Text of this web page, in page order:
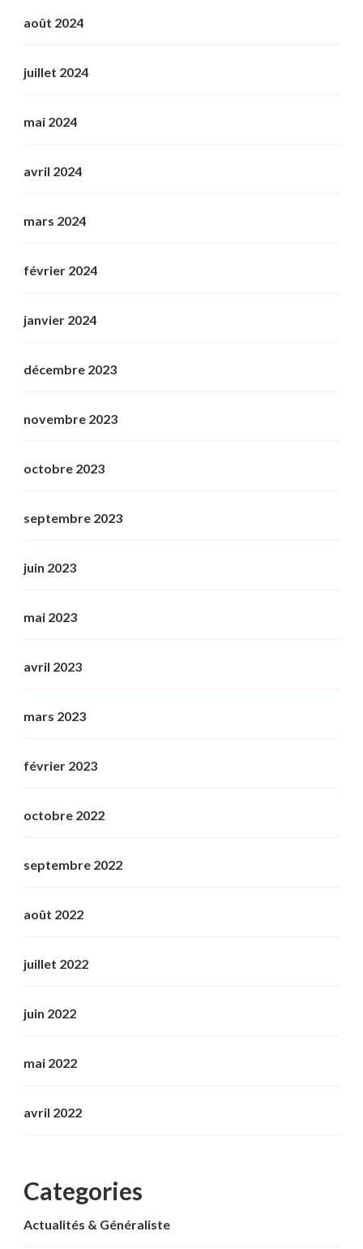
août 2024
juillet 2024
mai 2024
avril 2024
mars 2024
février 2024
janvier 2024
décembre 2023
novembre 2023
octobre 2023
septembre 2023
juin 2023
mai 2023
avril 2023
mars 2023
février 2023
octobre 2022
septembre 2022
août 2022
juillet 2022
juin 2022
mai 2022
avril 2022
Categories
Actualités & Généraliste